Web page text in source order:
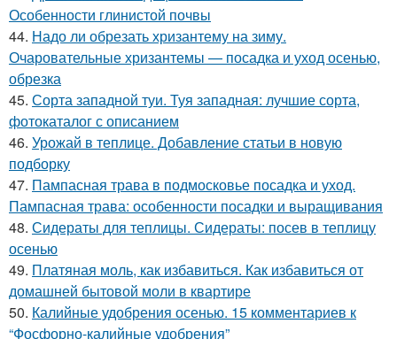
Особенности глинистой почвы
44. Надо ли обрезать хризантему на зиму.
Очаровательные хризантемы — посадка и уход осенью,
обрезка
45. Сорта западной туи. Туя западная: лучшие сорта,
фотокаталог с описанием
46. Урожай в теплице. Добавление статьи в новую
подборку
47. Пампасная трава в подмосковье посадка и уход.
Пампасная трава: особенности посадки и выращивания
48. Сидераты для теплицы. Сидераты: посев в теплицу
осенью
49. Платяная моль, как избавиться. Как избавиться от
домашней бытовой моли в квартире
50. Калийные удобрения осенью. 15 комментариев к
“Фосфорно-калийные удобрения”